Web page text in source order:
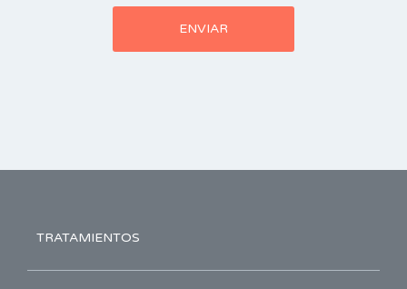
TRATAMIENTOS